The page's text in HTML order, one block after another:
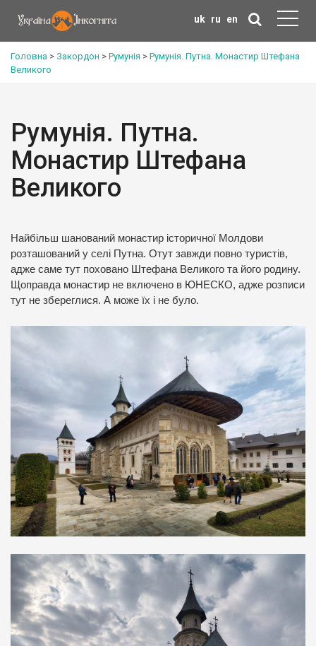
uk ru en
Головна > Закордон > Румунія > Румунія. Путна. Монастир Штефана
Великого
Румунія. Путна.
Монастир Штефана
Великого
Найбільш шанований монастир історичної Молдови
розташований у селі Путна. Отут завжди повно туристів,
адже саме тут поховано Штефана Великого та його родину.
Щоправда монастир не включено в ЮНЕСКО, адже розписи
тут не збереглися. А може їх і не було.